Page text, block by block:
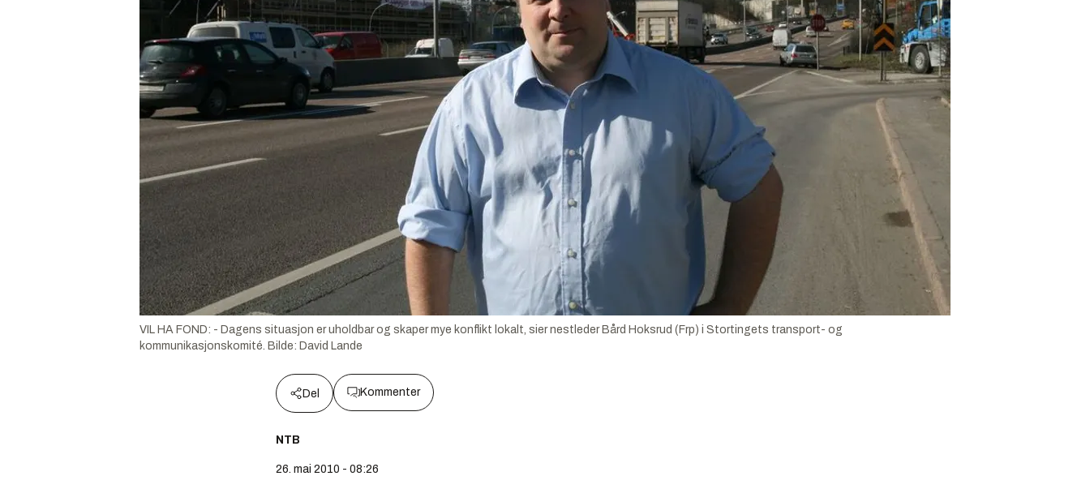
VIL HA FOND: - Dagens situasjon er uholdbar og skaper mye konflikt lokalt, sier nestleder Bård Hoksrud (Frp) i Stortingets transport- og
kommunikasjonskomité. Bilde: David Lande
Del Kommenter
NTB
26. mai 2010 - 08:26